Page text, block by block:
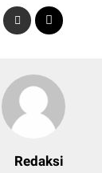
Redaksi